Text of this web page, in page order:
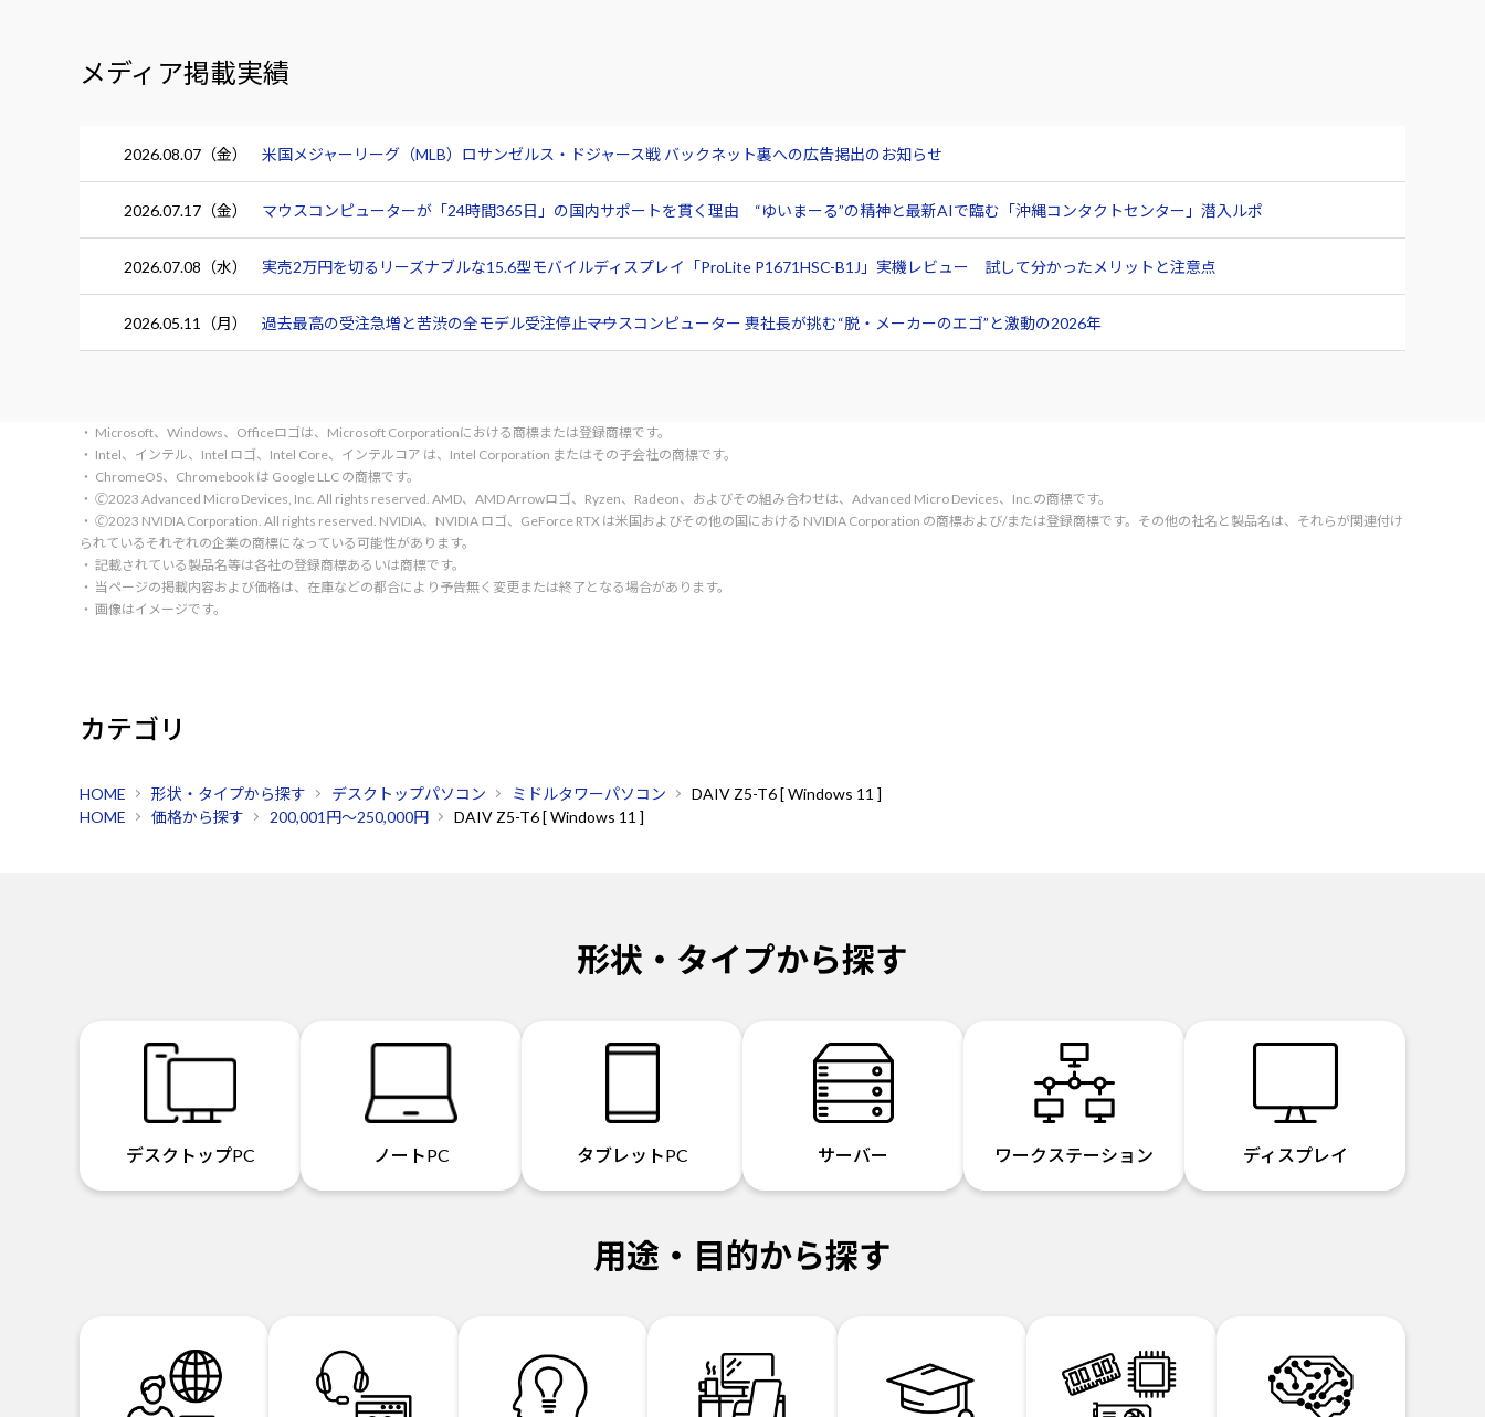
メディア掲載実績
2026.08.07（金） 米国メジャーリーグ（MLB）ロサンゼルス・ドジャース戦 バックネット裏への広告掲出のお知らせ
2026.07.17（金） マウスコンピューターが「24時間365日」の国内サポートを貫く理由 “ゆいまーる”の精神と最新AIで臨む「沖縄コンタクトセンター」潜入ルポ
2026.07.08（水） 実売2万円を切るリーズナブルな15.6型モバイルディスプレイ「ProLite P1671HSC-B1J」実機レビュー 試して分かったメリットと注意点
2026.05.11（月） 過去最高の受注急増と苦渋の全モデル受注停止――マウスコンピューター 軣社長が挑む“脱・メーカーのエゴ”と激動の2026年
・ Microsoft、Windows、Officeロゴは、Microsoft Corporationにおける商標または登録商標です。
・ Intel、インテル、Intel ロゴ、Intel Core、インテルコア は、Intel Corporation またはその子会社の商標です。
・ ChromeOS、Chromebook は Google LLC の商標です。
・ 🄫2023 Advanced Micro Devices, Inc. All rights reserved. AMD、AMD Arrowロゴ、Ryzen、Radeon、およびその組み合わせは、Advanced Micro Devices、Inc.の商標です。
・ 🄫2023 NVIDIA Corporation. All rights reserved. NVIDIA、NVIDIA ロゴ、GeForce RTX は米国およびその他の国における NVIDIA Corporation の商標および/または登録商標です。その他の社名と製品名は、それらが関連付け
られているそれぞれの企業の商標になっている可能性があります。
・ 記載されている製品名等は各社の登録商標あるいは商標です。
・ 当ページの掲載内容および価格は、在庫などの都合により予告無く変更または終了となる場合があります。
・ 画像はイメージです。
カテゴリ
HOME 形状・タイプから探す デスクトップパソコン ミドルタワーパソコン
DAIV Z5-T6 [ Windows 11 ]
HOME
価格から探す 200,001円～250,000円 DAIV Z5-T6 [ Windows 11 ]
形状・タイプから探す
デスクトップPC ノートPC タブレットPC サーバー ワークステーション ディスプレイ
用途・目的から探す